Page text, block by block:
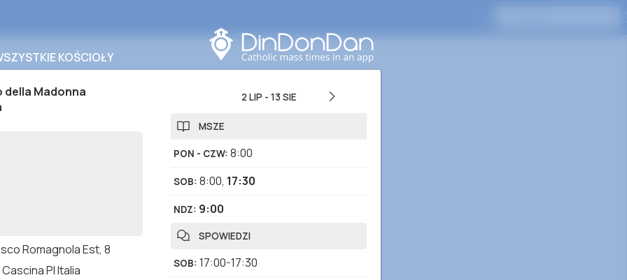
KOŚCIOŁY
Madonna
Romagnola Est, 8
PI Italia
2 LIP - 13 SIE
MSZE
PON - CZW: 8:00
SOB: 8:00, 17:30
NDZ: 9:00
SPOWIEDZI
SOB: 17:00-17:30